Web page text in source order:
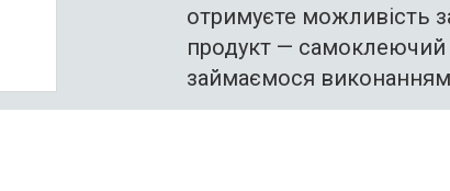
отримуєте можливість
продукт — самоклеючий
займаємося